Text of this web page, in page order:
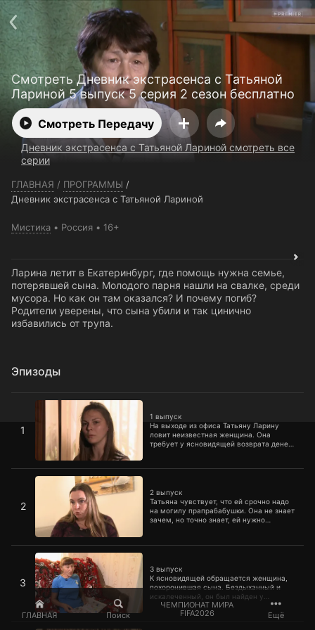
ГЛАВНАЯ Поиск
ЧЕМПИОНАТ МИРА
FIFA2026
Ещё
Смотреть Дневник экстрасенса с Татьяной
Лариной 5 выпуск 5 серия 2 сезон бесплатно
Смотреть Передачу
Дневник экстрасенса с Татьяной Лариной смотреть все
серии
ГЛАВНАЯ / ПРОГРАММЫ /
Дневник экстрасенса с Татьяной Лариной
Мистика Россия 16+
Ларина летит в Екатеринбург, где помощь нужна семье,
потерявшей сына. Молодого парня нашли на свалке, среди
мусора. Но как он там оказался? И почему погиб?
Родители уверены, что сына убили и так цинично
избавились от трупа.
Эпизоды
1
1 выпуск
На выходе из офиса Татьяну Ларину
ловит неизвестная женщина. Она
требует у ясновидящей возврата денег.
действовали от имени сумеречной
1 выпуск
2
2 выпуск
Татьяна чувствует, что ей срочно надо
на могилу прапрабабушки. Она не знает
зачем, но точно знает, ей нужно
2 выпуск
3
3 выпуск
К ясновидящей обращается женщина,
похоронившая сына. Бездыханный и
искалеченный, он был найден у
автобусной остановки. В полиции
решили, что произошел несчастный
3 выпуск
4 выпуск
Телефон поддержки:+7 (727) 323 10 92
Пользовательское соглашение
Политика конфиденциальности
Открыть приложение
Ввести промокод